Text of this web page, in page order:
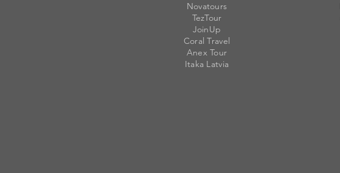
Novatours
TezTour
JoinUp
Coral Travel
Anex Tour
Itaka Latvia